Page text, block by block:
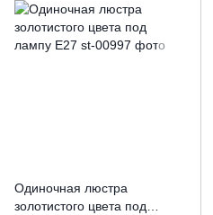
Одиночная люстра
золотистого цвета под